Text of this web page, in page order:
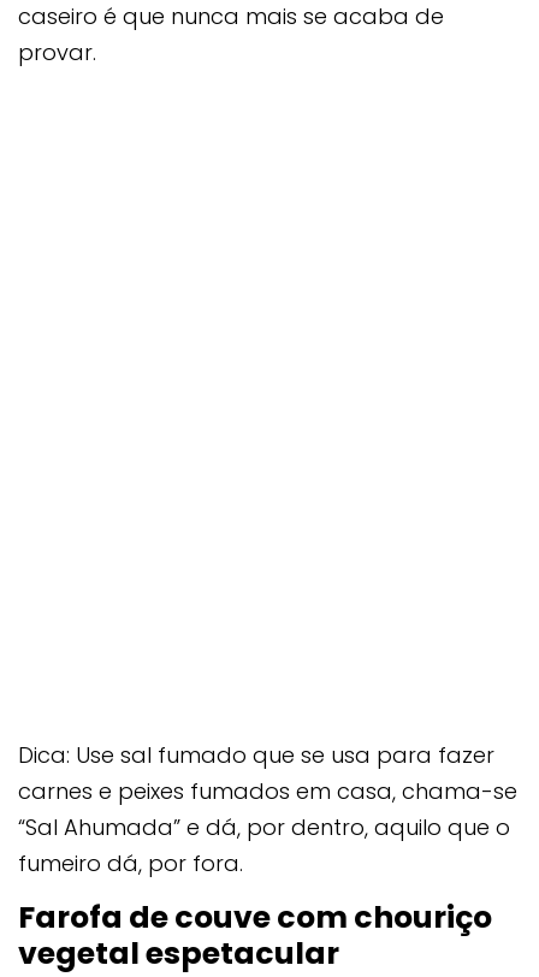
caseiro é que nunca mais se acaba de
provar.
Dica: Use sal fumado que se usa para fazer
carnes e peixes fumados em casa, chama-se
“Sal Ahumada” e dá, por dentro, aquilo que o
fumeiro dá, por fora.
Farofa de couve com chouriço
vegetal espetacular